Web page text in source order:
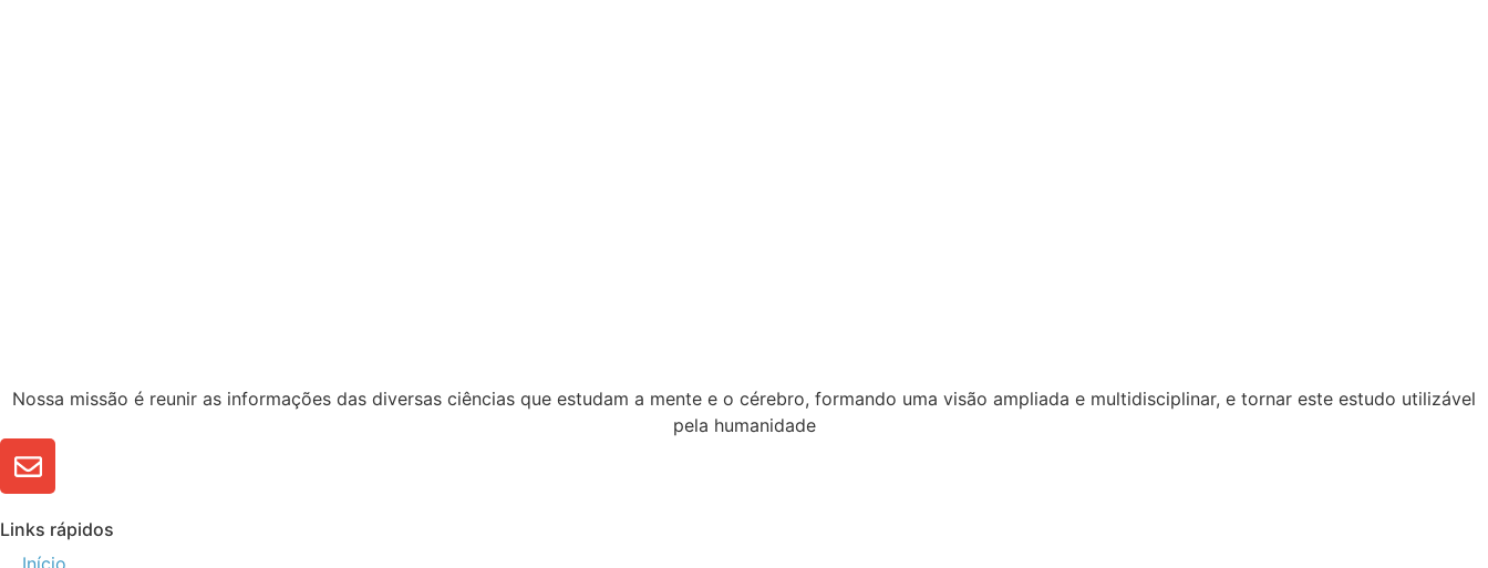
Nossa missão é reunir as informações das diversas ciências que estudam a mente e o cérebro, formando uma visão ampliada e multidisciplinar, e tornar este estudo utilizável
pela humanidade
Links rápidos